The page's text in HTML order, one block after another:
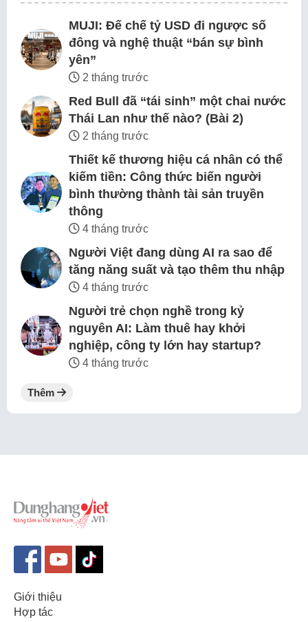
MUJI: Đế chế tỷ USD đi ngược số
đông và nghệ thuật “bán sự bình
yên”
2 tháng trước
Red Bull đã “tái sinh” một chai nước
Thái Lan như thế nào? (Bài 2)
2 tháng trước
Thiết kế thương hiệu cá nhân có thể
kiếm tiền: Công thức biến người
bình thường thành tài sản truyền
thông
4 tháng trước
Người Việt đang dùng AI ra sao để
tăng năng suất và tạo thêm thu nhập
4 tháng trước
Người trẻ chọn nghề trong kỷ
nguyên AI: Làm thuê hay khởi
nghiệp, công ty lớn hay startup?
4 tháng trước
Thêm
Giới thiệu
Hợp tác